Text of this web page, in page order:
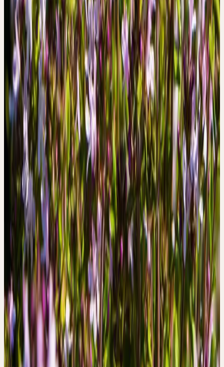
Aujourd'hui encore, le thym est l'une des plantes médicinales au
plus grand chiffre d'affaires en Europe.
Traditionnellement, le thym était principalement utilisé pour les
affections respiratoires: comme expectorant, antitussif et
antispasmodique pour la bronchite, la coqueluche, les catarrhes et
les refroidissements. Il était considéré comme désinfectant et
antiseptique. Il était également utilisé pour les troubles digestifs, les
flatulences et comme apéritif. En externe, l'huile de thym était
utilisée pour les inflammations cutanées, les affections buccales et
les douleurs musculaires.
Dans la sémiologie Ceres, le thym représente une chaleur
protectrice et la force des voies respiratoires: cette petite plante
robuste sur un rocher sec et ensoleillé, avec son parfum intense qui
ouvre les voies respiratoires — le thym protège le souffle, purifie
l'air et renforce la frontière entre l'intérieur et l'extérieur.
SOURCES
1. Hänsel, R. & Steinegger, E. Hänsel / Sticher
Pharmakognosie Phytopharmazie. (Wissenschaftliche
Verlagsgesellschaft GmbH, Stuttgart, Deutschland, 2015).
2. BGA/BfArM (Kommission E). Thymi herba (
Thymiankraut ). Bundesanzeiger 228, (1984).
3. Madaus, G. MADAUS LEHRBUCH DER
BIOLOGISCHEN HEILMITTEL BAND 1-11. (mediamed
Verlag, Ravensburg, 1990).